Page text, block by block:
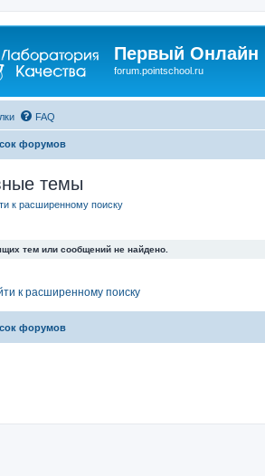
Первый Онлайн
forum.pointschool.ru
FAQ
форумов
темы
к расширенному поиску
тем или сообщений не найдено.
к расширенному поиску
форумов